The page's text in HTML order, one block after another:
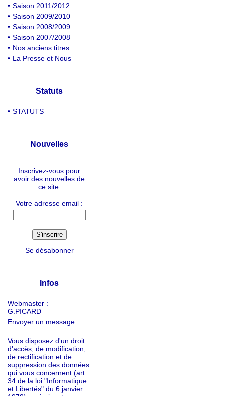
• Saison 2011/2012
• Saison 2009/2010
• Saison 2008/2009
• Saison 2007/2008
• Nos anciens titres
• La Presse et Nous
Statuts
• STATUTS
Nouvelles
Inscrivez-vous pour
avoir des nouvelles de
ce site.
Votre adresse email :
Se désabonner
Infos
Webmaster :
G.PICARD
Envoyer un message
Vous disposez d'un droit
d'accès, de modification,
de rectification et de
suppression des données
qui vous concernent (art.
34 de la loi "Informatique
et Libertés" du 6 janvier